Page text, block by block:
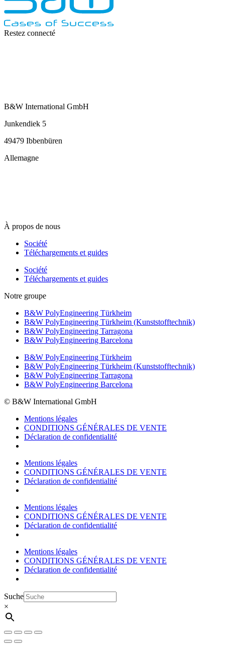
Restez connecté
B&W International GmbH
Junkendiek 5
49479 Ibbenbüren
Allemagne
À propos de nous
Société
Téléchargements et guides
Société
Téléchargements et guides
Notre groupe
B&W PolyEngineering Türkheim
B&W PolyEngineering Türkheim (Kunststofftechnik)
B&W PolyEngineering Tarragona
B&W PolyEngineering Barcelona
B&W PolyEngineering Türkheim
B&W PolyEngineering Türkheim (Kunststofftechnik)
B&W PolyEngineering Tarragona
B&W PolyEngineering Barcelona
© B&W International GmbH
Mentions légales
CONDITIONS GÉNÉRALES DE VENTE
Déclaration de confidentialité
Mentions légales
CONDITIONS GÉNÉRALES DE VENTE
Déclaration de confidentialité
Mentions légales
CONDITIONS GÉNÉRALES DE VENTE
Déclaration de confidentialité
Mentions légales
CONDITIONS GÉNÉRALES DE VENTE
Déclaration de confidentialité
Suche
×